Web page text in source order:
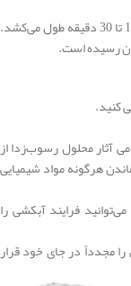
تکمیل فرایند: به‌طور معمول، فرایند رسوب‌زدایی حدود 15 تا 30 دقیقه طول می‌کشد.
رسیده است.
کنید.
آثار محلول رسوب‌زدا از
هرگونه مواد شیمیایی
فرایند آبکشی را
مجدداً در جای خود قرار